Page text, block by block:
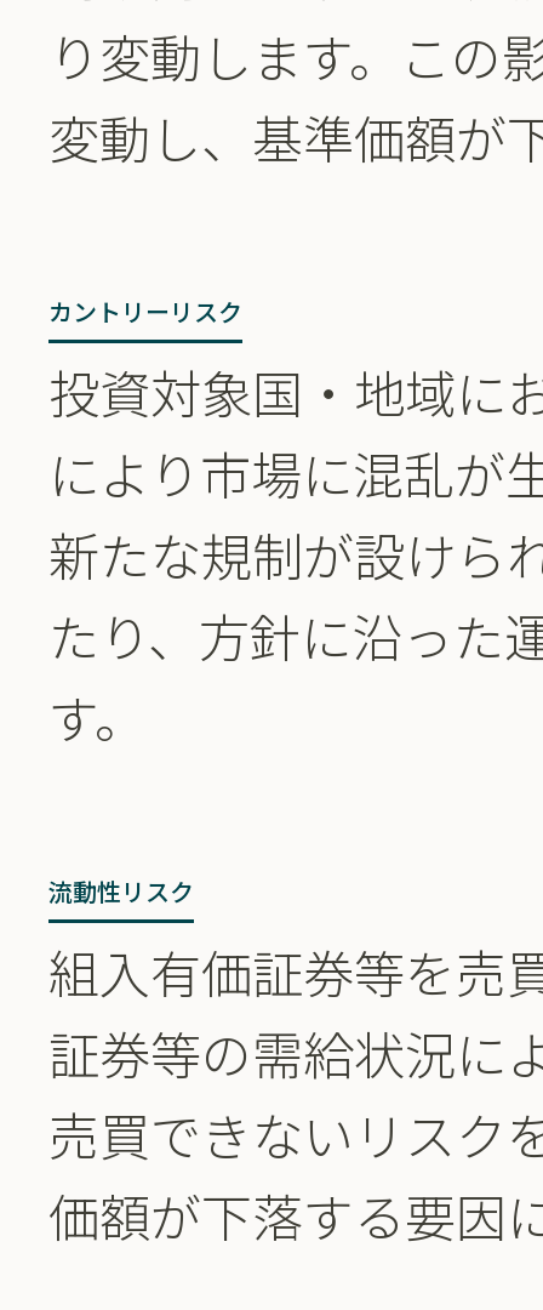
り変動します。この
変動し、基準価額が
カントリーリスク
投資対象国・地域に
により市場に混乱が
新たな規制が設けら
たり、方針に沿った
す。
流動性リスク
組入有価証券等を売
証券等の需給状況に
売買できないリスク
価額が下落する要因